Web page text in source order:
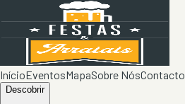
InícioEventosMapaSobre NósContacto
Descobrir